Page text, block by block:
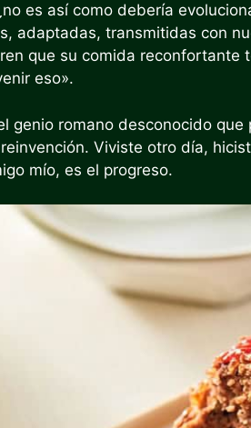
es así como debería
adaptadas, transmitidas con
que su comida
eso».
genio romano desconocido
Viviste otro día,
mío, es el progreso.